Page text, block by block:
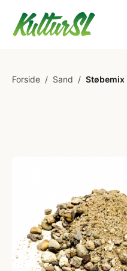
Forside / Sand / Støbemix